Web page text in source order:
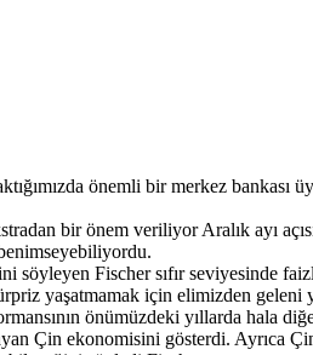
önemli bir merkez bankası
bir önem veriliyor Aralık ayı
Fischer sıfır seviyesinde
yaşatmamak için elimizden geleni
önümüzdeki yıllarda hala
Çin ekonomisini gösterdi. Ayrıca